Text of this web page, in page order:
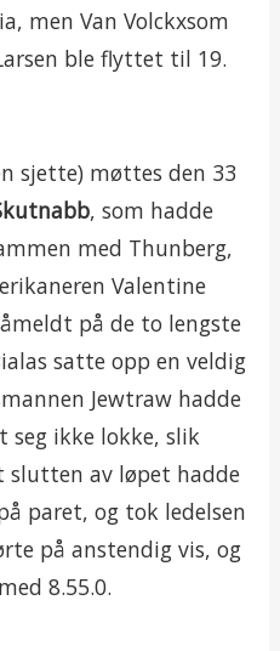
men Van Volckxsom
ble flyttet til 19.
sjette) møttes den 33
, som hadde
med Thunberg,
Valentine
på de to lengste
satte opp en veldig
Jewtraw hadde
seg ikke lokke, slik
slutten av løpet hadde
paret, og tok ledelsen
på anstendig vis, og
8.55.0.